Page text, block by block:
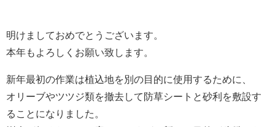
明けましておめでとうございます。
本年もよろしくお願い致します。
新年最初の作業は植込地を別の目的に使用するために、
オリーブやツツジ類を撤去して防草シートと砂利を敷設す
ることになりました。